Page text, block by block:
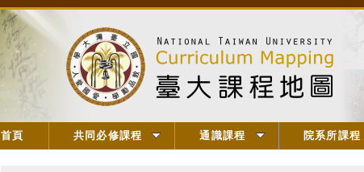
首頁 共同必修課程 通識課程 院系所課程